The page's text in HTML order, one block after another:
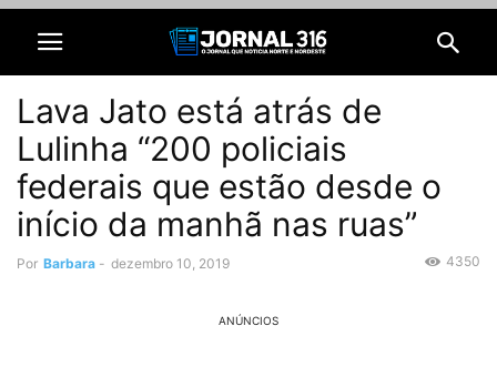
Lava Jato está atrás de
Lulinha “200 policiais
federais que estão desde o
início da manhã nas ruas”
Por Barbara - dezembro 10, 2019 4350
ANÚNCIOS